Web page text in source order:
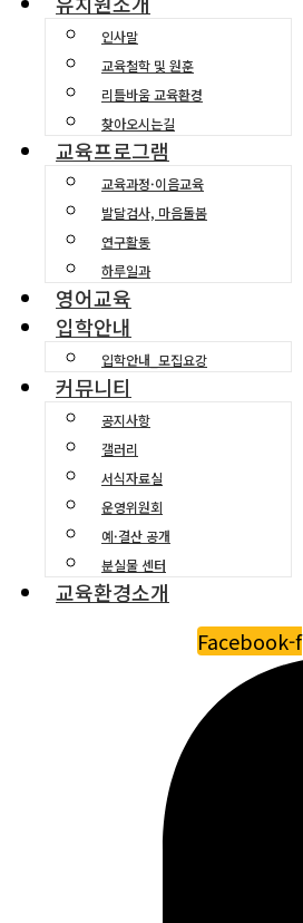
인사말
교육철학 및 원훈
리틀바움 교육환경
찾아오시는길
교육프로그램
교육과정·이음교육
발달검사, 마음돌봄
연구활동
하루일과
영어교육
입학안내
입학안내_모집요강
커뮤니티
공지사항
갤러리
서식자료실
운영위원회
예·결산 공개
분실물 센터
교육환경소개
Facebook-f